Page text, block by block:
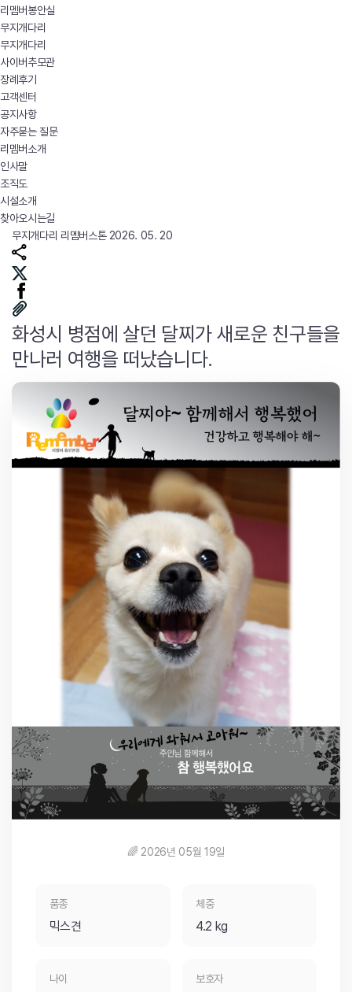
리멤버봉안실
무지개다리
무지개다리
사이버추모관
장례후기
고객센터
공지사항
자주묻는 질문
리멤버소개
인사말
조직도
시설소개
찾아오시는길
무지개다리 리멤버스톤 2026. 05. 20
화성시 병점에 살던 달찌가 새로운 친구들을
만나러 여행을 떠났습니다.
🌈 2026년 05월 19일
품종
믹스견
체중
4.2 kg
나이 보호자